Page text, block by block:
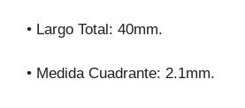
• Largo Total: 40mm.
• Medida Cuadrante: 2.1mm.